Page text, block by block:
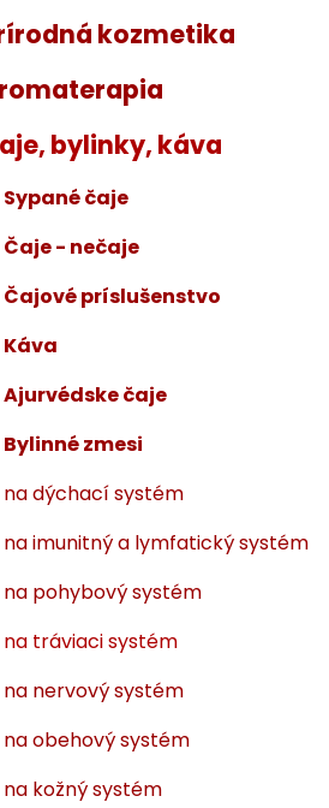
kozmetika
bylinky, káva
Sypané čaje
Čaje - nečaje
Čajové príslušenstvo
Káva
Ajurvédske čaje
Bylinné zmesi
na dýchací systém
na imunitný a lymfatický systém
na pohybový systém
na tráviaci systém
na nervový systém
na obehový systém
na kožný systém